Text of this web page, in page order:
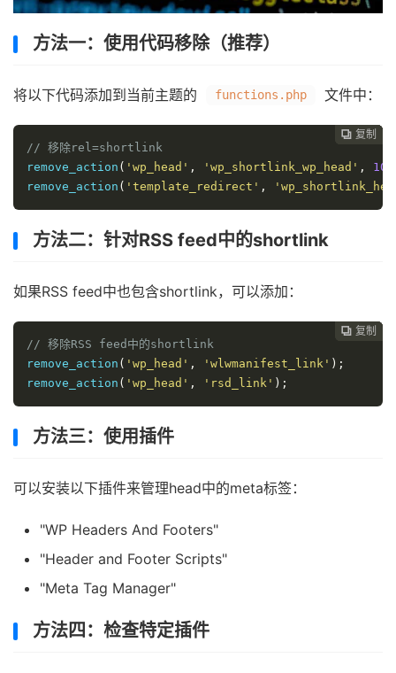
方法一：使用代码移除（推荐）
将以下代码添加到当前主题的 functions.php 文件中：
 复制
 复制
 复制
 复制
 复制
// 移除rel=shortlink
remove_action ( 'wp_head' , 'wp_shortlink_wp_head' , 10
remove_action ( 'template_redirect' ,
方法二：针对RSS feed中的shortlink
如果RSS feed中也包含shortlink，可以添加：
 复制
 复制
 复制
 复制
// 移除RSS feed中的shortlink
remove_action ( 'wp_head' , 'wlwmanifest_link' );
remove_action ( 'wp_head' , 'rsd_link' );
方法三：使用插件
可以安装以下插件来管理head中的meta标签：
"WP Headers And Footers"
"Header and Footer Scripts"
"Meta Tag Manager"
方法四：检查特定插件